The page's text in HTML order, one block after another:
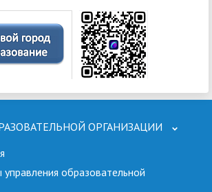
ОРГАНИЗАЦИИ
управления образовательной